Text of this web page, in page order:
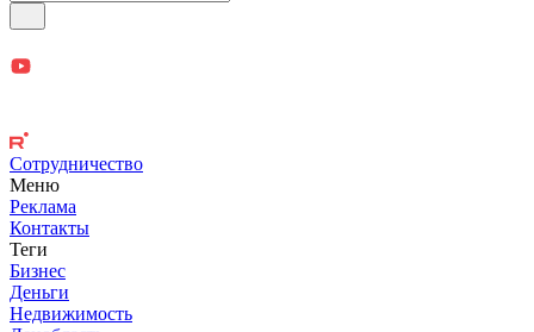
Сотрудничество
Меню
Реклама
Контакты
Теги
Бизнес
Деньги
Недвижимость